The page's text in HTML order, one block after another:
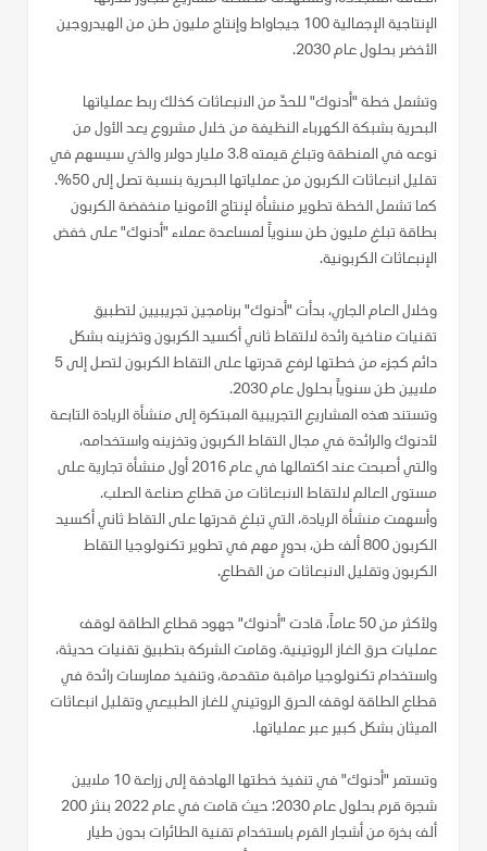
الإنتاجية الإجمالية 100 جيجاواط وإنتاج مليون طن من الهيدروجين
الأخضر بحلول عام 2030.
وتشمل خطة "أدنوك" للحدّ من الانبعاثات كذلك ربط عملياتها
البحرية بشبكة الكهرباء النظيفة من خلال مشروع يعد الأول من
نوعه في المنطقة وتبلغ قيمته 3.8 مليار دولار والذي سيسهم في
تقليل انبعاثات الكربون من عملياتها البحرية بنسبة تصل إلى 50%.
كما تشمل الخطة تطوير منشأة لإنتاج الأمونيا منخفضة الكربون
بطاقة تبلغ مليون طن سنوياً لمساعدة عملاء "أدنوك" على خفض
الإنبعاثات الكربونية.
وخلال العام الجاري، بدأت "أدنوك" برنامجين تجريبيين لتطبيق
تقنيات مناخية رائدة لالتقاط ثاني أكسيد الكربون وتخزينه بشكل
دائم كجزء من خطتها لرفع قدرتها على التقاط الكربون لتصل إلى 5
ملايين طن سنوياً بحلول عام 2030.
وتستند هذه المشاريع التجريبية المبتكرة إلى منشأة الريادة التابعة
لأدنوك والرائدة في مجال التقاط الكربون وتخزينه واستخدامه،
والتي أصبحت عند اكتمالها في عام 2016 أول منشأة تجارية على
مستوى العالم لالتقاط الانبعاثات من قطاع صناعة الصلب.
وأسهمت منشأة الريادة، التي تبلغ قدرتها على التقاط ثاني أكسيد
الكربون 800 ألف طن، بدورٍ مهم في تطوير تكنولوجيا التقاط
الكربون وتقليل الانبعاثات من القطاع.
ولأكثر من 50 عاماً، قادت "أدنوك" جهود قطاع الطاقة لوقف
عمليات حرق الغاز الروتينية. وقامت الشركة بتطبيق تقنيات حديثة،
واستخدام تكنولوجيا مراقبة متقدمة، وتنفيذ ممارسات رائدة في
قطاع الطاقة لوقف الحرق الروتيني للغاز الطبيعي وتقليل انبعاثات
الميثان بشكل كبير عبر عملياتها.
وتستمر "أدنوك" في تنفيذ خطتها الهادفة إلى زراعة 10 ملايين
شجرة قرم بحلول عام 2030؛ حيث قامت في عام 2022 بنثر 200
ألف بذرة من أشجار القرم باستخدام تقنية الطائرات بدون طيار